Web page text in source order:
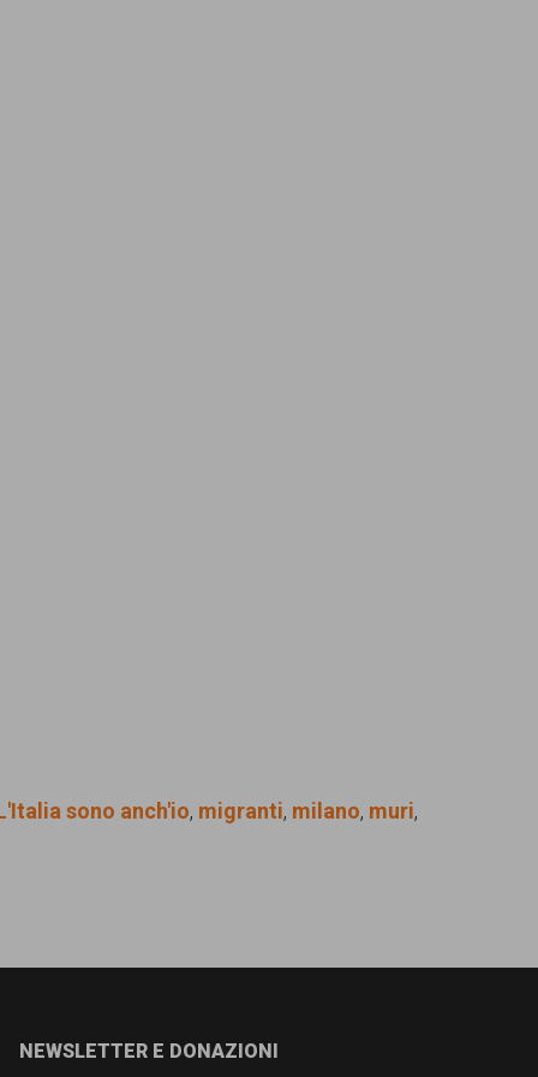
sono anch'io, migranti, milano, muri,
NEWSLETTER E DONAZIONI